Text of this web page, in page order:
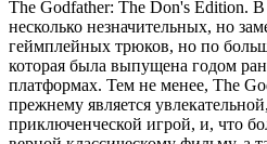
The Godfather: The Don's Edition.
несколько незначительных, но
геймплейных трюков, но по
которая была выпущена годом
платформах. Тем не менее, The
прежнему является
приключенческой игрой, и, что
PlayStation Vita
PlayStation 4